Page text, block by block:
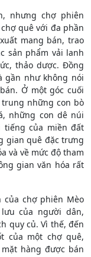
nhưng chợ phiên
quê với đa phần
mang bán, trao
sản phẩm vải lanh
thảo dược. Đồng
gần như không nói
Ở một góc cuối
trung những con bò
những con dê núi
tiếng của miền đất
gian quê đặc trưng
và về mức độ tham
gian văn hóa rất
chợ phiên Mèo
của người dân,
quy củ. Vì thế, đến
của một chợ quê,
hàng được bán